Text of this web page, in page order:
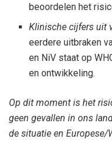
beoordelen het
Klinische cijfers uit
eerdere uitbraken
en NiV staat op
en ontwikkeling.
Op dit moment is het
geen gevallen in ons
de situatie en